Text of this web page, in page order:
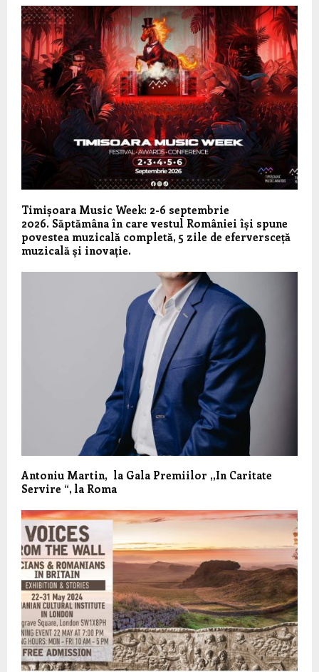
Timișoara Music Week: 2-6 septembrie
2026. Săptămâna în care vestul României își spune
povestea muzicală completă, 5 zile de eferversceță
muzicală și inovație.
Antoniu Martin, la Gala Premiilor ,,In Caritate
Servire “, la Roma